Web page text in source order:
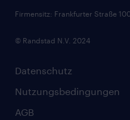
Datenschutz
Nutzungsbedingungen
AGB
Firmensitz: Frankfurter Straße
© Randstad N.V. 2024